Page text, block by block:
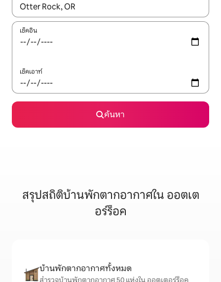
ใช้ลูกศรขึ้นลง หรือใช้การสัมผัสหรือปัด เพื่อสำรวจผลการค้นหา
เช็คอิน
เช็คเอาท์
ค้นหา
สรุปสถิติบ้านพักตากอากาศใน ออตเต
อร์ร็อค
บ้านพักตากอากาศทั้งหมด
สำรวจบ้านพักตากอากาศ 50 แห่งใน ออตเตอร์ร็อค